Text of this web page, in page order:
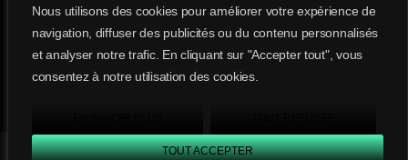
Nous utilisons des cookies pour améliorer votre expérience de
navigation, diffuser des publicités ou du contenu personnalisés
et analyser notre trafic. En cliquant sur "Accepter tout", vous
consentez à notre utilisation des cookies.
TOUT ACCEPTER
Divergence FM
Ici l’Ombre – mardi 28 juillet